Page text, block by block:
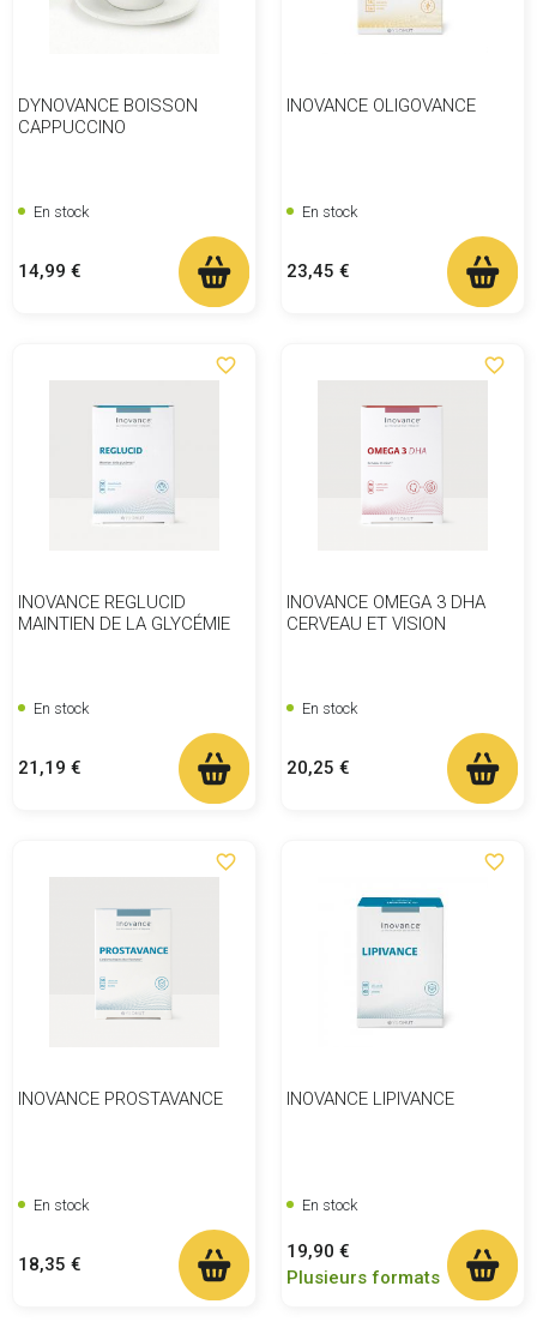
DYNOVANCE BOISSON
CAPPUCCINO
En stock
Prix
14,99 €
INOVANCE OLIGOVANCE
En stock
Prix
23,45 €
favorite_border
INOVANCE REGLUCID
MAINTIEN DE LA GLYCÉMIE
En stock
Prix
21,19 €
favorite_border
INOVANCE OMEGA 3 DHA
CERVEAU ET VISION
En stock
Prix
20,25 €
favorite_border
INOVANCE PROSTAVANCE
En stock
Prix
18,35 €
favorite_border
INOVANCE LIPIVANCE
En stock
Prix
19,90 €
Plusieurs formats